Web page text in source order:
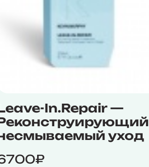
In.Repair —
уход